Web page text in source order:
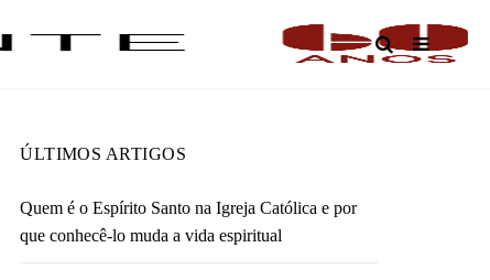
ÚLTIMOS ARTIGOS
Quem é o Espírito Santo na Igreja Católica e por
que conhecê-lo muda a vida espiritual